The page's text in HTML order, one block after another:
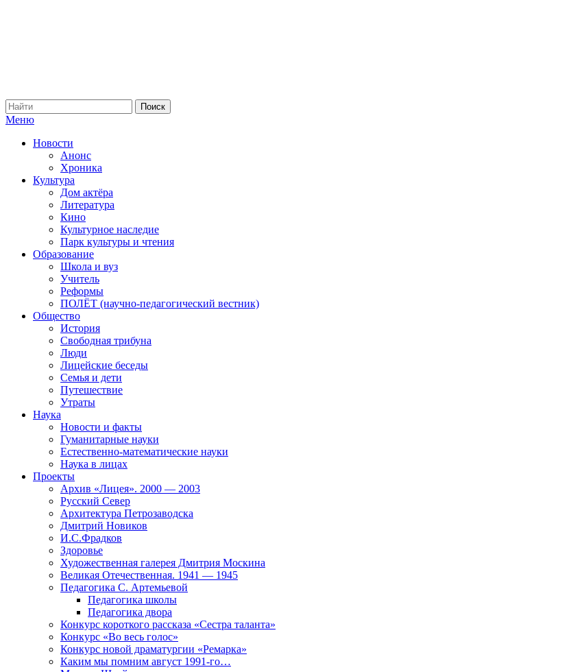
Меню
Новости
Анонс
Хроника
Культура
Дом актёра
Литература
Кино
Культурное наследие
Парк культуры и чтения
Образование
Школа и вуз
Учитель
Реформы
ПОЛЁТ (научно-педагогический вестник)
Общество
История
Свободная трибуна
Люди
Лицейские беседы
Семья и дети
Путешествие
Утраты
Наука
Новости и факты
Гуманитарные науки
Естественно-математические науки
Наука в лицах
Проекты
Архив «Лицея». 2000 — 2003
Русский Север
Архитектура Петрозаводска
Дмитрий Новиков
И.С.Фрадков
Здоровье
Художественная галерея Дмитрия Москина
Великая Отечественная. 1941 — 1945
Педагогика С. Артемьевой
Педагогика школы
Педагогика двора
Конкурс короткого рассказа «Сестра таланта»
Конкурс «Во весь голос»
Конкурс новой драматургии «Ремарка»
Каким мы помним август 1991-го…